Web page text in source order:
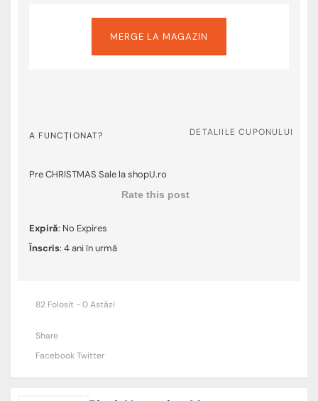
MERGE LA MAGAZIN
A FUNCȚIONAT? DETALIILE CUPONULUI
Pre CHRISTMAS Sale la shopU.ro
Rate this post
Expiră: No Expires
Înscris: 4 ani în urmă
82 Folosit - 0 Astăzi
Share
FacebookTwitter